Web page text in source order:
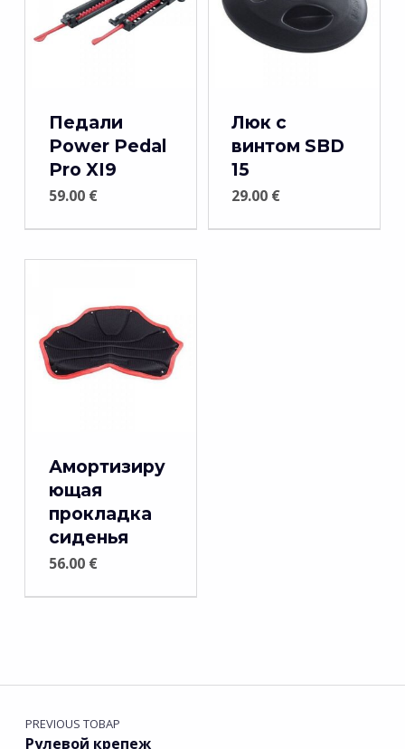
Педали
Power Pedal
Pro XI9
59.00 €
Люк с
винтом SBD
15
29.00 €
Амортизиру
ющая
прокладка
сиденья
56.00 €
Навигация по записям
PREVIOUS ТОВАР
Рулевой крепеж